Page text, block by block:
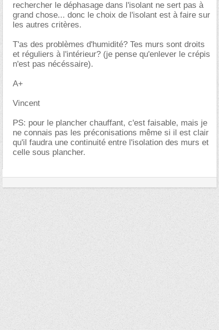
rechercher le déphasage dans l'isolant ne sert pas à
grand chose... donc le choix de l'isolant est à faire sur
les autres critères.
T'as des problèmes d'humidité? Tes murs sont droits
et réguliers à l'intérieur? (je pense qu'enlever le crépis
n'est pas nécéssaire).
A+
Vincent
PS: pour le plancher chauffant, c'est faisable, mais je
ne connais pas les préconisations même si il est clair
qu'il faudra une continuité entre l'isolation des murs et
celle sous plancher.